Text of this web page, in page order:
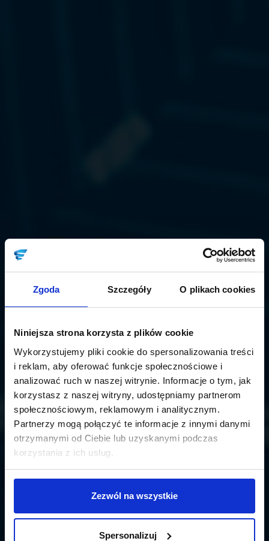
Zgoda Szczegóły O plikach cookies
Niniejsza strona korzysta z plików cookie
Wykorzystujemy pliki cookie do spersonalizowania treści
i reklam, aby oferować funkcje społecznościowe i
analizować ruch w naszej witrynie. Informacje o tym, jak
korzystasz z naszej witryny, udostępniamy partnerom
społecznościowym, reklamowym i analitycznym.
Partnerzy mogą połączyć te informacje z innymi danymi
otrzymanymi od Ciebie lub uzyskanymi podczas
korzystania z ich usług.
Zezwól na wszystkie
Spersonalizuj